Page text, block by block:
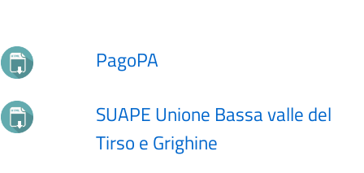
PagoPA
SUAPE Unione Bassa valle del
Tirso e Grighine